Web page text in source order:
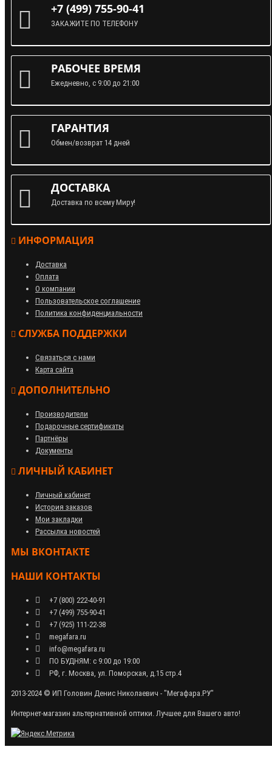
+7 (499) 755-90-41
ЗАКАЖИТЕ ПО ТЕЛЕФОНУ
РАБОЧЕЕ ВРЕМЯ
Ежедневно, с 9:00 до 21:00
ГАРАНТИЯ
Обмен/возврат 14 дней
ДОСТАВКА
Доставка по всему Миру!
ИНФОРМАЦИЯ
Доставка
Оплата
О компании
Пользовательское соглашение
Политика конфиденциальности
СЛУЖБА ПОДДЕРЖКИ
Связаться с нами
Карта сайта
ДОПОЛНИТЕЛЬНО
Производители
Подарочные сертификаты
Партнёры
Документы
ЛИЧНЫЙ КАБИНЕТ
Личный кабинет
История заказов
Мои закладки
Рассылка новостей
МЫ ВКОНТАКТЕ
НАШИ КОНТАКТЫ
+7 (800) 222-40-91
+7 (499) 755-90-41
+7 (925) 111-22-38
megafara.ru
info@megafara.ru
ПО БУДНЯМ: с 9:00 до 19:00
РФ, г. Москва, ул. Поморская, д.15 стр.4
2013-2024 © ИП Головин Денис Николаевич - "Мегафара.РУ"
Интернет-магазин альтернативной оптики. Лучшее для Вашего авто!